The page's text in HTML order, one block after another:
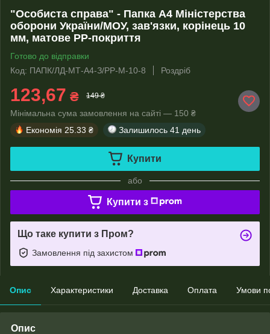
"Особиста справа" - Папка А4 Міністерства
оборони України/МОУ, зав'язки, корінець 10
мм, матове PP-покриття
Готово до відправки
Код: ПАПК/ЛД-МТ-А4-З/PP-M-10-8
Роздріб
123,67 ₴ 149 ₴
Мінімальна сума замовлення на сайті — 150 ₴
Економія 25.33 ₴ Залишилось 41 день
Купити
або
Купити з
Що таке купити з Пром?
Замовлення під захистом
Опис Характеристики Доставка Оплата Умови
Опис